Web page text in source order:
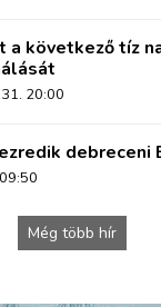
a következő tíz
20:00
debreceni
Még több hír